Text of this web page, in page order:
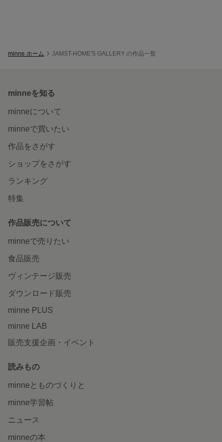
minne ホーム JAMST-HOME'S GALLERY の作品一覧
minneを知る
minneについて
minneで買いたい
作品をさがす
ショップをさがす
ランキング
特集
作品販売について
minneで売りたい
食品販売
ヴィンテージ販売
ダウンロード販売
minne PLUS
minne LAB
販売支援企画・イベント
読みもの
minneとものづくりと
minne学習帖
ニュース
minneの本